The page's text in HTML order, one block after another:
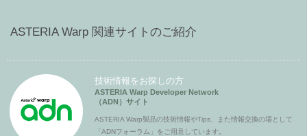
ASTERIA Warp 関連サイトのご紹介
技術情報をお探しの方
ASTERIA Warp Developer Network
（ADN）サイト
ASTERIA Warp製品の技術情報やTips、また情報交換の場として
「ADNフォーラム」をご用意しています。